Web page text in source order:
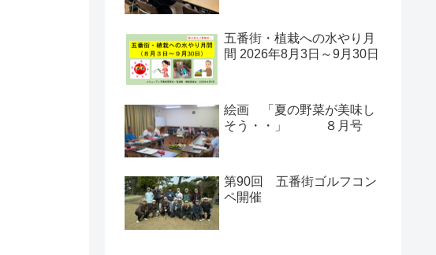
五番街・植栽への水やり月
間 2026年8月3日～9月30日
絵画 「夏の野菜が美味し
そう・・」 ８月号
第90回 五番街ゴルフコン
ペ開催